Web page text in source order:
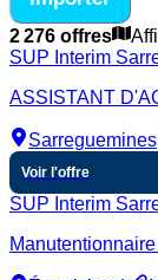
2 276 offres
SUP Interim
ASSISTANT
Sarreguemines
Voir l'offre
SUP Interim